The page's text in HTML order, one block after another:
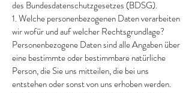
des Bundesdatenschutzgesetzes (BDSG).
1. Welche personenbezogenen Daten verarbeiten
wir wofür und auf welcher Rechtsgrundlage?
Personenbezogene Daten sind alle Angaben über
eine bestimmte oder bestimmbare natürliche
Person, die Sie uns mitteilen, die bei uns
entstehen oder sonst von uns erhoben werden.